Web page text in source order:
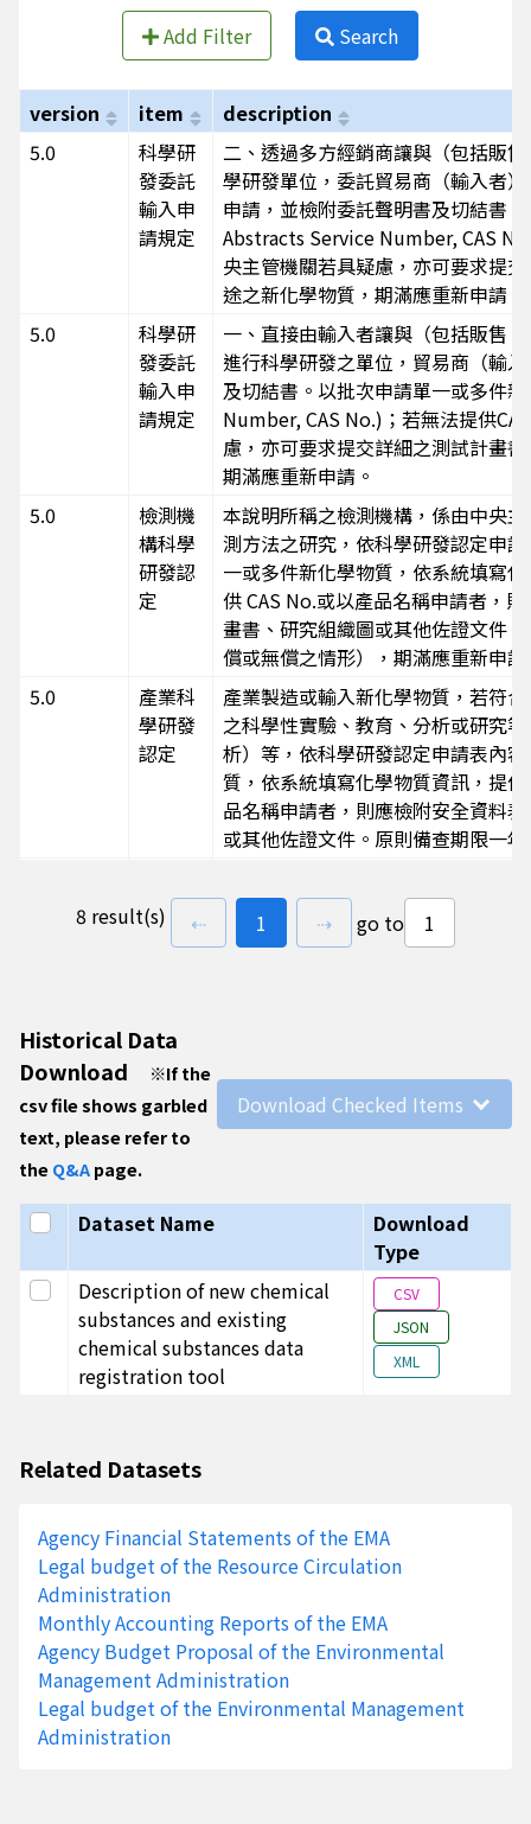
Add Filter Search
version item
description
5.0
科學研
發委託
輸入申
請規定
二、透過多方經銷商讓與（包括販
學研發單位，委託貿易商（輸入者
申請，並檢附委託聲明書及切結書
Abstracts Service Number, CAS
央主管機關若具疑慮，亦可要求提
途之新化學物質，期滿應重新申請。
5.0
科學研
發委託
輸入申
請規定
一、直接由輸入者讓與（包括販售
進行科學研發之單位，貿易商（輸
及切結書。以批次申請單一或多件
Number, CAS No.)；若無法提供
慮，亦可要求提交詳細之測試計畫
期滿應重新申請。
5.0
檢測機
構科學
研發認
定
本說明所稱之檢測機構，係由中央
測方法之研究，依科學研發認定申
一或多件新化學物質，依系統填寫
供 CAS No.或以產品名稱申請者，
畫書、研究組織圖或其他佐證文件
償或無償之情形），期滿應重新申
5.0
產業科
學研發
認定
產業製造或輸入新化學物質，若符
之科學性實驗、教育、分析或研究
析）等，依科學研發認定申請表內
質，依系統填寫化學物質資訊，提
品名稱申請者，則應檢附安全資料
或其他佐證文件。原則備查期限一
製程研
發用途
登錄；年製造量或輸入量級距1公噸
準登錄-第一級。除新化學物質登
5.0
科學研
的登錄
規定
新化學物質登錄工具既定資訊內容
研發物質免提出危害評估與暴露評
質，環境部化學物質管理署原則備
製造或輸入每年大於1公噸者，應
5.0
產品與
製程研
發用途
為鼓勵產業創新研發，應用於先導
依據《登錄辦法》第3條第13款說
域。產品製程研發用途為物質用於
程評估作為製程研發、改善、放大
科學研
為鼓勵科學發展，並延續其工業產
8 result(s) ⇠previous page
go to
1 page(s)
⇢next page
go to
Historical Data
Download
※If the
csv file shows garbled
text, please refer to
theQ&Apage.
Download Checked Items
Select all
Dataset Name
Download
Type
Select this row
Description of new chemical
substances and existing
chemical substances data
registration tool
CSV
JSON
XML
Related Datasets
Agency Financial Statements of the EMA
Legal budget of the Resource Circulation
Administration
Monthly Accounting Reports of the EMA
Agency Budget Proposal of the Environmental
Management Administration
Legal budget of the Environmental Management
Administration